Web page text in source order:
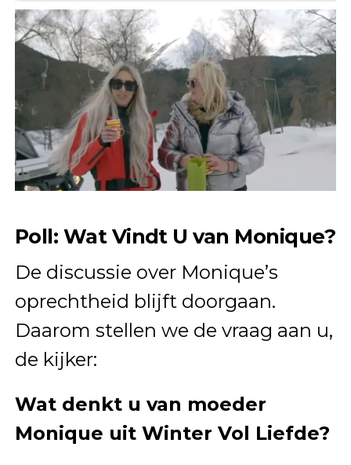
Poll: Wat Vindt U van Monique?
De discussie over Monique’s
oprechtheid blijft doorgaan.
Daarom stellen we de vraag aan u,
de kijker:
Wat denkt u van moeder
Monique uit Winter Vol Liefde?